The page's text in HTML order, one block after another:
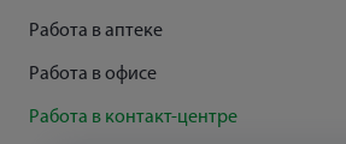
Работа в аптеке
Работа в офисе
Работа в контакт-центре